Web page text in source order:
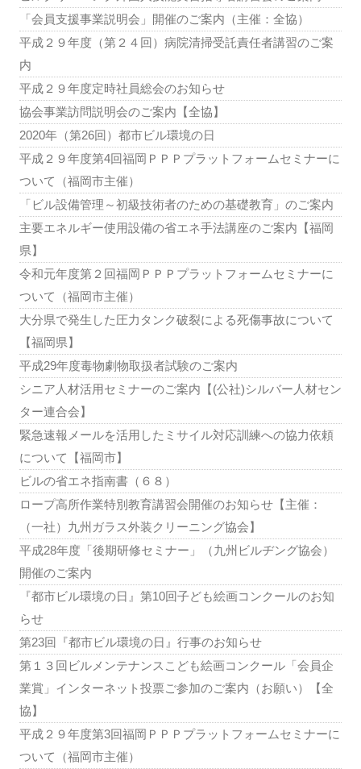
「会員支援事業説明会」開催のご案内（主催：全協）
平成２９年度（第２４回）病院清掃受託責任者講習のご案
内
平成２９年度定時社員総会のお知らせ
協会事業訪問説明会のご案内【全協】
2020年（第26回）都市ビル環境の日
平成２９年度第4回福岡ＰＰＰプラットフォームセミナーに
ついて（福岡市主催）
「ビル設備管理～初級技術者のための基礎教育」のご案内
主要エネルギー使用設備の省エネ手法講座のご案内【福岡
県】
令和元年度第２回福岡ＰＰＰプラットフォームセミナーに
ついて（福岡市主催）
大分県で発生した圧力タンク破裂による死傷事故について
【福岡県】
平成29年度毒物劇物取扱者試験のご案内
シニア人材活用セミナーのご案内【(公社)シルバー人材セン
ター連合会】
緊急速報メールを活用したミサイル対応訓練への協力依頼
について【福岡市】
ビルの省エネ指南書（６８）
ロープ高所作業特別教育講習会開催のお知らせ【主催：
（一社）九州ガラス外装クリーニング協会】
平成28年度「後期研修セミナー」（九州ビルヂング協会）
開催のご案内
『都市ビル環境の日』第10回子ども絵画コンクールのお知
らせ
第23回『都市ビル環境の日』行事のお知らせ
第１３回ビルメンテナンスこども絵画コンクール「会員企
業賞」インターネット投票ご参加のご案内（お願い）【全
協】
平成２９年度第3回福岡ＰＰＰプラットフォームセミナーに
ついて（福岡市主催）